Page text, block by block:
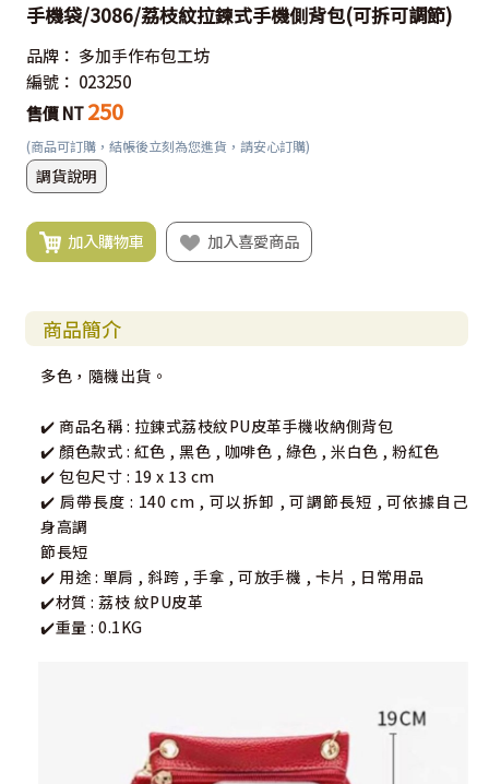
手機袋/3086/荔枝紋拉鍊式手機側背包(可拆可調節)
品牌： 多加手作布包工坊
編號： 023250
售價 NT 250
(商品可訂購，結帳後立刻為您進貨，請安心訂購)
調貨說明
加入購物車 加入喜愛商品
商品簡介
多色，隨機出貨。
✔️ 商品名稱 : 拉鍊式荔枝紋PU皮革手機收納側背包
✔️ 顏色款式 : 紅色 , 黑色 , 咖啡色 , 綠色 , 米白色 , 粉紅色
✔️ 包包尺寸 : 19 x 13 cm
✔️ 肩帶長度 : 140 cm , 可以拆卸 , 可調節長短 , 可依據自己
身高調
節長短
✔️ 用途 : 單肩 , 斜跨 , 手拿 , 可放手機 , 卡片 , 日常用品
✔️材質 : 荔枝 紋PU皮革
✔️重量 : 0.1KG